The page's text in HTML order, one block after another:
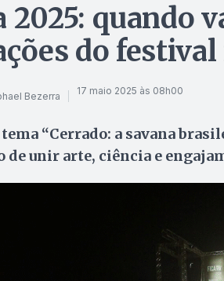
2025: quando
do festival
Bezerra 17 maio 2025 às 08h00
tema “Cerrado: a savana
de unir arte, ciência e